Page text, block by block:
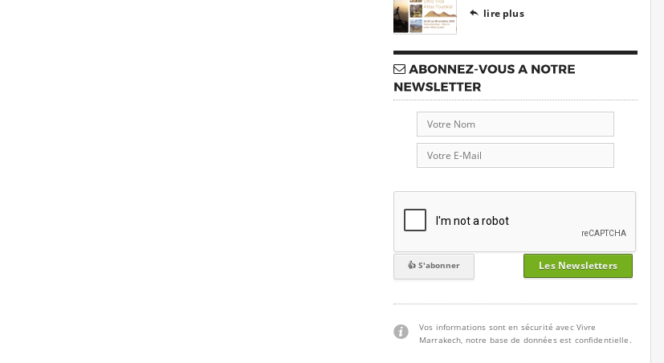
 lire plus
Les Newsletters
Vos informations sont en sécurité avec Vivre
Marrakech, notre base de données est confidentielle.